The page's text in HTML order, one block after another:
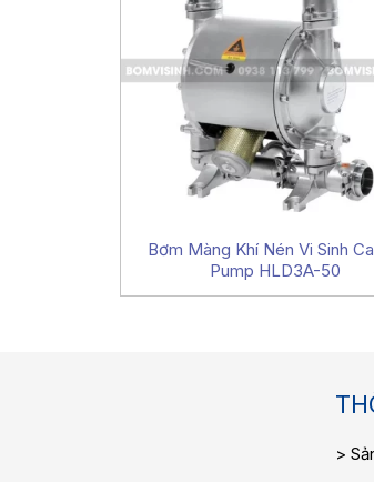
Bơm Màng Khí Nén Vi Sinh
Pump HLD3A-50